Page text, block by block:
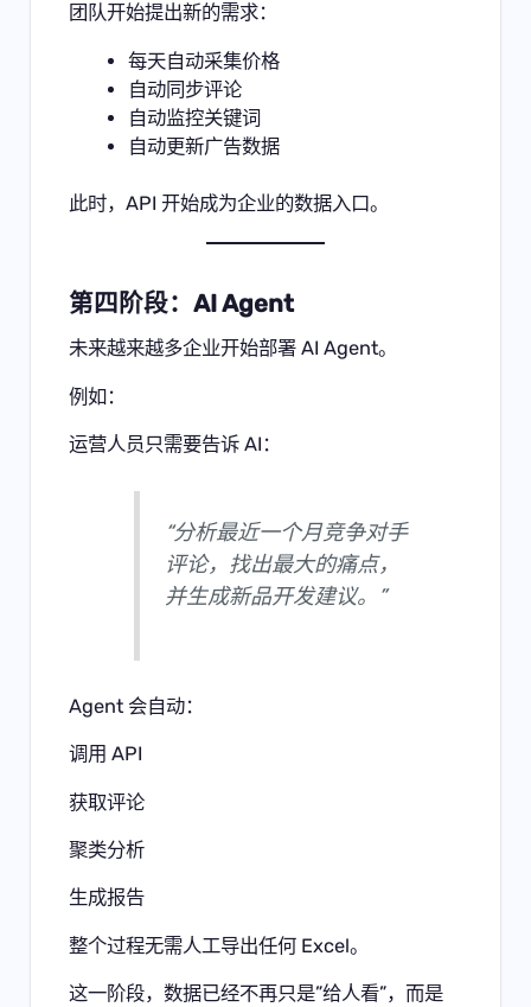
团队开始提出新的需求：
每天自动采集价格
自动同步评论
自动监控关键词
自动更新广告数据
此时，API 开始成为企业的数据入口。
第四阶段：AI Agent
未来越来越多企业开始部署 AI Agent。
例如：
运营人员只需要告诉 AI：
“分析最近一个月竞争对手
评论，找出最大的痛点，
并生成新品开发建议。”
Agent 会自动：
调用 API
获取评论
聚类分析
生成报告
整个过程无需人工导出任何 Excel。
这一阶段，数据已经不再只是”给人看”，而是